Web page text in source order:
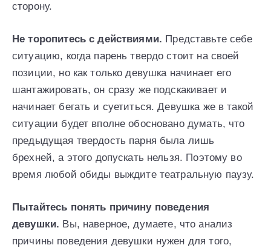
сторону.
Не торопитесь с действиями. Представьте себе
ситуацию, когда парень твердо стоит на своей
позиции, но как только девушка начинает его
шантажировать, он сразу же подскакивает и
начинает бегать и суетиться. Девушка же в такой
ситуации будет вполне обосновано думать, что
предыдущая твердость парня была лишь
брехней, а этого допускать нельзя. Поэтому во
время любой обиды выждите театральную паузу.
Пытайтесь понять причину поведения
девушки. Вы, наверное, думаете, что анализ
причины поведения девушки нужен для того,